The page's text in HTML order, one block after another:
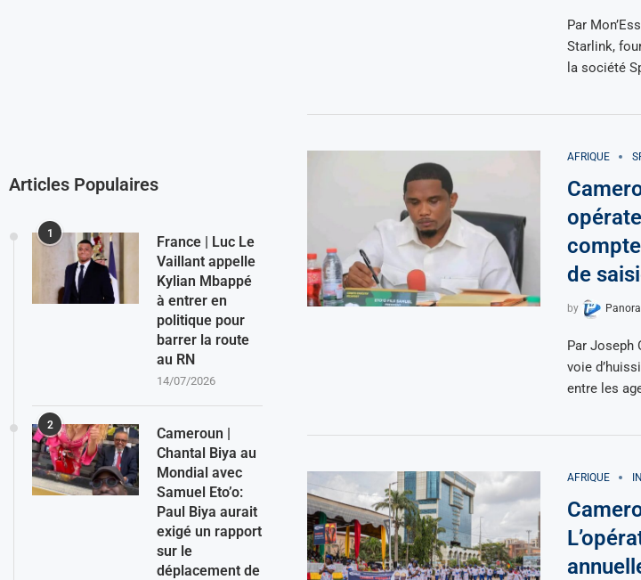
Par
Starlink,
la société
AFRIQUE
de
by
Par Joseph
voie
entre les
AFRIQUE
Articles Populaires
1
France | Luc Le
Vaillant appelle
Kylian Mbappé
à entrer en
politique pour
barrer la route
au RN
14/07/2026
2
Cameroun |
Chantal Biya au
Mondial avec
Samuel Eto’o:
Paul Biya aurait
exigé un rapport
sur le
déplacement de